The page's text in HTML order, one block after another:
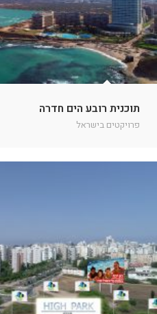
תוכנית רובע הים חדרה
פרויקטים בישראל